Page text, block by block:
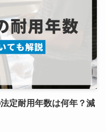
定耐用年数は何年？減